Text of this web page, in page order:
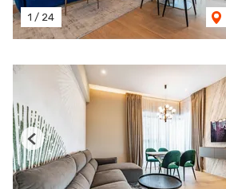
1 / 24
Previous